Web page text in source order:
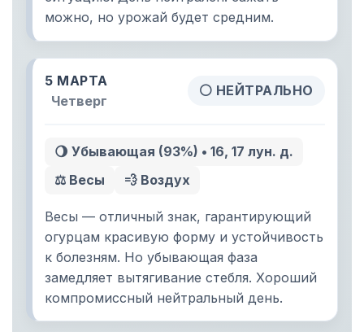
можно, но урожай будет средним.
5 МАРТА
Четверг
⚪ НЕЙТРАЛЬНО
🌖 Убывающая (93%) • 16, 17 лун. д.
⚖️ Весы
💨 Воздух
Весы — отличный знак, гарантирующий
огурцам красивую форму и устойчивость
к болезням. Но убывающая фаза
замедляет вытягивание стебля. Хороший
компромиссный нейтральный день.